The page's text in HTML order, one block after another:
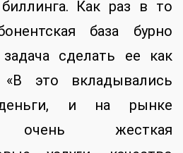
Как раз в то
база бурно
сделать ее как
это вкладывались
деньги, и на рынке
очень жесткая